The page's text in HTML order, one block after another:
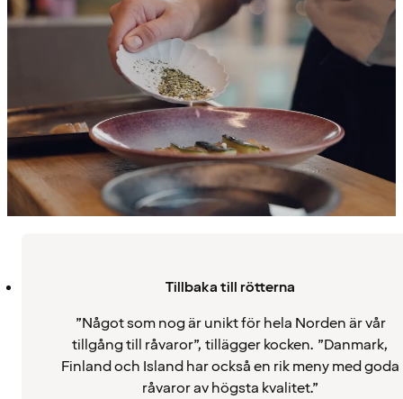
Tillbaka till rötterna
”Något som nog är unikt för hela Norden är vår
tillgång till råvaror”, tillägger kocken. ”Danmark,
Finland och Island har också en rik meny med goda
råvaror av högsta kvalitet.”